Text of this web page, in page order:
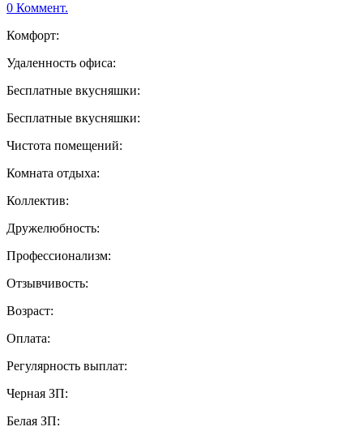
0 Коммент.
Комфорт:
Удаленность офиса:
Бесплатные вкусняшки:
Бесплатные вкусняшки:
Чистота помещений:
Комната отдыха:
Коллектив:
Дружелюбность:
Профессионализм:
Отзывчивость:
Возраст:
Оплата:
Регулярность выплат:
Черная ЗП:
Белая ЗП: